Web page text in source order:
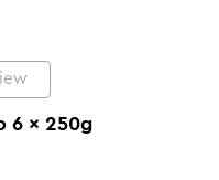
6 x 250g